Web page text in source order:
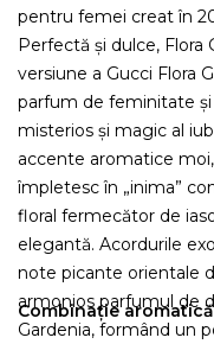
pentru femei creat în
Perfectă și dulce, Flora
versiune a Gucci Flora
parfum de feminitate
misterios și magic al
accente aromatice
împletesc în „inima”
floral fermecător de
elegantă. Acordurile
note picante orientale
armonios parfumul de
Gardenia, formând un
Combinație aromatică